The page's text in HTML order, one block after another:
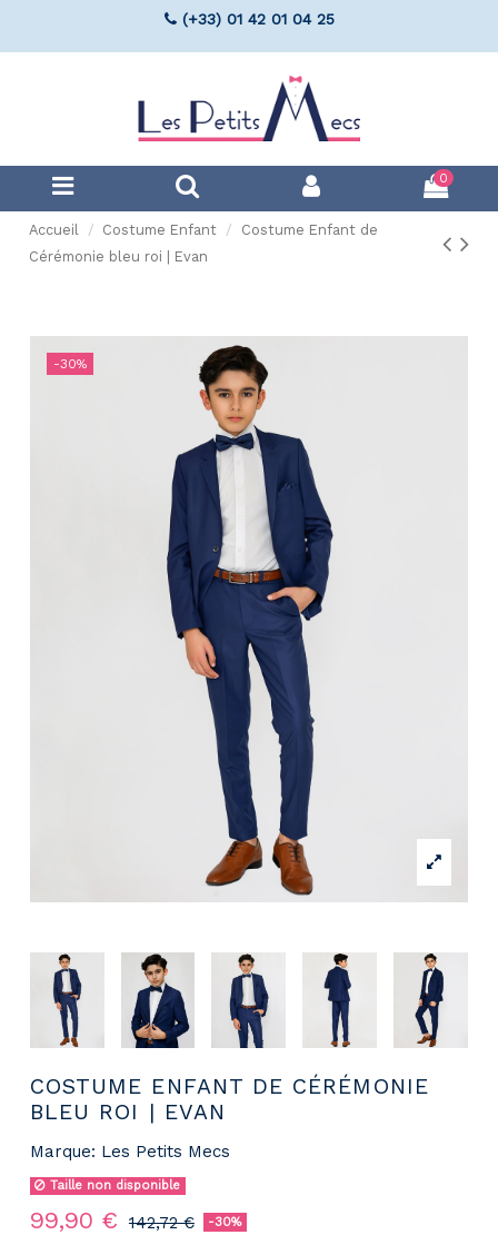
(+33) 01 42 01 04 25
0
Accueil Costume Enfant
Costume Enfant de
Cérémonie bleu roi | Evan
-30%
COSTUME ENFANT DE CÉRÉMONIE
BLEU ROI | EVAN
Marque: Les Petits Mecs
Taille non disponible
99,90 € 142,72 € -30%